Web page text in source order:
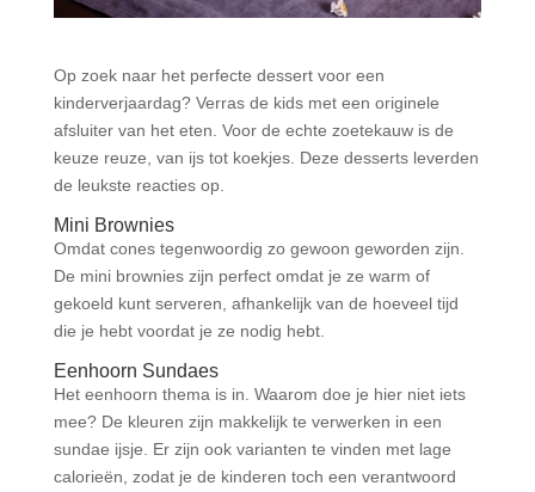
Op zoek naar het perfecte dessert voor een
kinderverjaardag? Verras de kids met een originele
afsluiter van het eten. Voor de echte zoetekauw is de
keuze reuze, van ijs tot koekjes. Deze desserts leverden
de leukste reacties op.
Mini Brownies
Omdat cones tegenwoordig zo gewoon geworden zijn.
De mini brownies zijn perfect omdat je ze warm of
gekoeld kunt serveren, afhankelijk van de hoeveel tijd
die je hebt voordat je ze nodig hebt.
Eenhoorn Sundaes
Het eenhoorn thema is in. Waarom doe je hier niet iets
mee? De kleuren zijn makkelijk te verwerken in een
sundae ijsje. Er zijn ook varianten te vinden met lage
calorieën, zodat je de kinderen toch een verantwoord